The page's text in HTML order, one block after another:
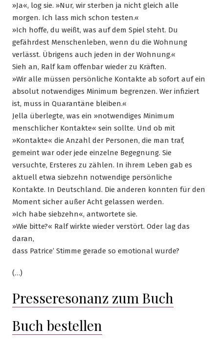
»Ja«, log sie. »Nur, wir sterben ja nicht gleich alle
morgen. Ich lass mich schon testen.«
»Ich hoffe, du weißt, was auf dem Spiel steht. Du
gefährdest Menschenleben, wenn du die Wohnung
verlässt. Übrigens auch jeden in der Wohnung.«
Sieh an, Ralf kam offenbar wieder zu Kräften.
»Wir alle müssen persönliche Kontakte ab sofort auf ein
absolut notwendiges Minimum begrenzen. Wer infiziert
ist, muss in Quarantäne bleiben.«
Jella überlegte, was ein »notwendiges Minimum
menschlicher Kontakte« sein sollte. Und ob mit
»Kontakte« die Anzahl der Personen, die man traf,
gemeint war oder jede einzelne Begegnung. Sie
versuchte, Ersteres zu zählen. In ihrem Leben gab es
aktuell etwa siebzehn notwendige persönliche
Kontakte. In Deutschland. Die anderen konnten für den
Moment sicher außer Acht gelassen werden.
»Ich habe siebzehn«, antwortete sie.
»Wie bitte?« Ralf wirkte wieder verstört. Oder lag das
daran,
dass Patrice’ Stimme gerade so emotional wurde?
(…)
Presseresonanz zum Buch
Buch bestellen